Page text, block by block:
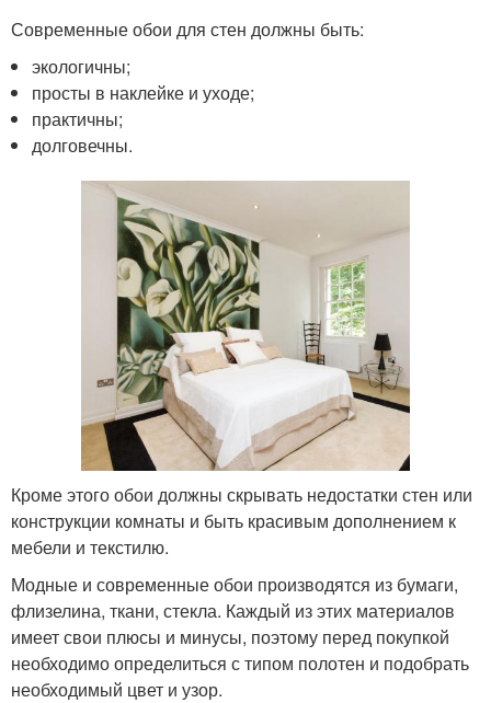
Современные обои для стен должны быть:
экологичны;
просты в наклейке и уходе;
практичны;
долговечны.
Кроме этого обои должны скрывать недостатки стен или
конструкции комнаты и быть красивым дополнением к
мебели и текстилю.
Модные и современные обои производятся из бумаги,
флизелина, ткани, стекла. Каждый из этих материалов
имеет свои плюсы и минусы, поэтому перед покупкой
необходимо определиться с типом полотен и подобрать
необходимый цвет и узор.